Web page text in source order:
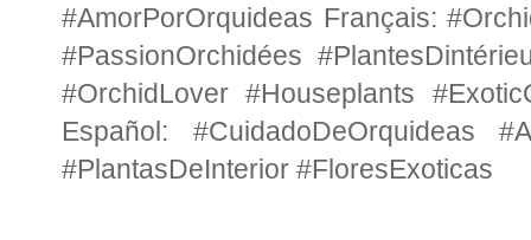
#AmorPorOrquideas Français:
#PassionOrchidées
#OrchidLover #Houseplants
Español: #CuidadoDeOrquideas
#PlantasDeInterior #FloresExoticas